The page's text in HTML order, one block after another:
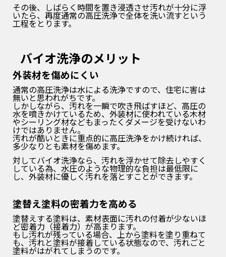
その後、しばらく時間を置き浸透させ汚れが十分に浮
いたら、再度通常の高圧洗浄で全体を洗い流すという
工程をとります。
バイオ洗浄のメリット
外装材を傷めにくい
通常の高圧洗浄は水による洗浄ですので、住宅に害は
無いと思われがちです。
しかしながら、汚れを一瞬で吹き飛ばすほど、高圧の
水を噴きかけているため、外装材に使われている木材
やシーリング材などもまったくダメージを受けないわ
けではありません。
汚れが酷いときに重点的に高圧洗浄をかけ続ければ、
多少なりとも素材を傷めます。
対してバイオ洗浄なら、汚れを浮かせて除去しやすく
している為、水圧のような物理的な負担は最低限に
し、外装材に優しく汚れを落とすことができます。
塗替え塗料の密着力を高める
塗替えする塗料は、素材表面に汚れの付着が少ないほ
ど密着力（接着力）が高まります。
もし汚れが残っている場合、上から塗料を塗り重ねて
も、汚れと塗料が接着している状態なので、汚れごと
塗料がはがれてしまうのです。